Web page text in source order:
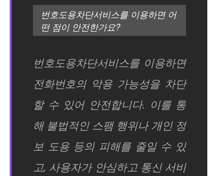
번호도용차단서비스를 이용하면 어
떤 점이 안전한가요?
번호도용차단서비스를 이용하면
전화번호의 악용 가능성을 차단
할 수 있어 안전합니다. 이를 통
해 불법적인 스팸 행위나 개인 정
보 도용 등의 피해를 줄일 수 있
고, 사용자가 안심하고 통신 서비